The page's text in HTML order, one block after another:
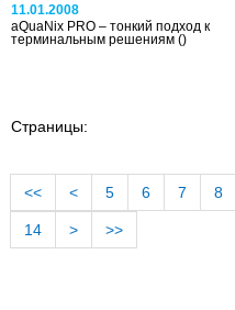
11.01.2008
aQuaNix PRO – тонкий подход к
терминальным решениям ()
Страницы:
<< < 5 6 7 8
14 > >>